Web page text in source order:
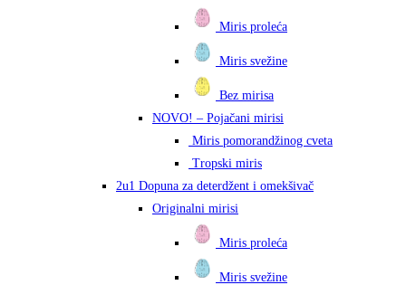
Miris proleća
Miris svežine
Bez mirisa
NOVO! – Pojačani mirisi
Miris pomorandžinog cveta
Tropski miris
2u1 Dopuna za deterdžent i omekšivač
Originalni mirisi
Miris proleća
Miris svežine